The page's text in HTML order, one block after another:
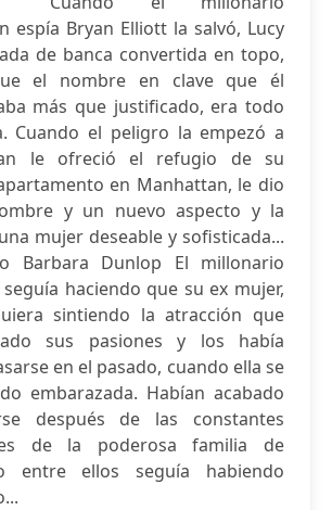
espía Bryan Elliott la salvó, Lucy
de banca convertida en topo,
el nombre en clave que él
más que justificado, era todo
Cuando el peligro la empezó a
le ofreció el refugio de su
en Manhattan, le dio
y un nuevo aspecto y la
mujer deseable y sofisticada...
Barbara Dunlop El millonario
haciendo que su ex mujer,
sintiendo la atracción que
sus pasiones y los había
en el pasado, cuando ella se
embarazada. Habían acabado
después de las constantes
de la poderosa familia de
entre ellos seguía habiendo